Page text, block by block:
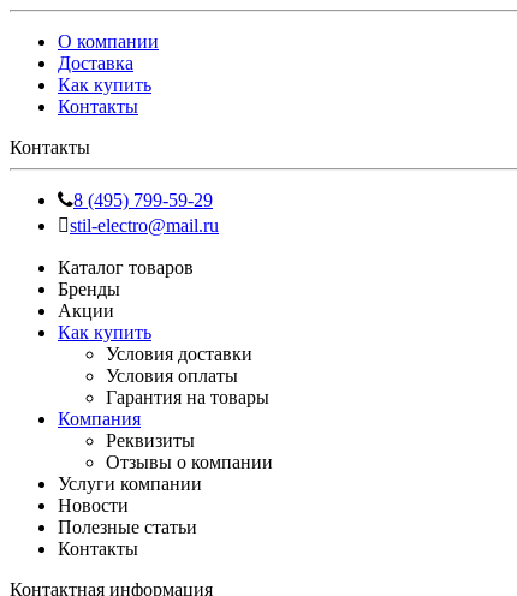
О компании
Доставка
Как купить
Контакты
Контакты
8 (495) 799-59-29
stil-electro@mail.ru
Каталог товаров
Бренды
Акции
Как купить
Условия доставки
Условия оплаты
Гарантия на товары
Компания
Реквизиты
Отзывы о компании
Услуги компании
Новости
Полезные статьи
Контакты
Контактная информация